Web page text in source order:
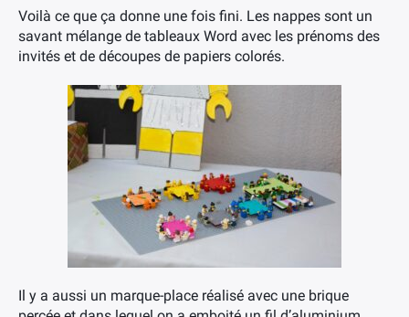
Voilà ce que ça donne une fois fini. Les nappes sont un
savant mélange de tableaux Word avec les prénoms des
invités et de découpes de papiers colorés.
Il y a aussi un marque-place réalisé avec une brique